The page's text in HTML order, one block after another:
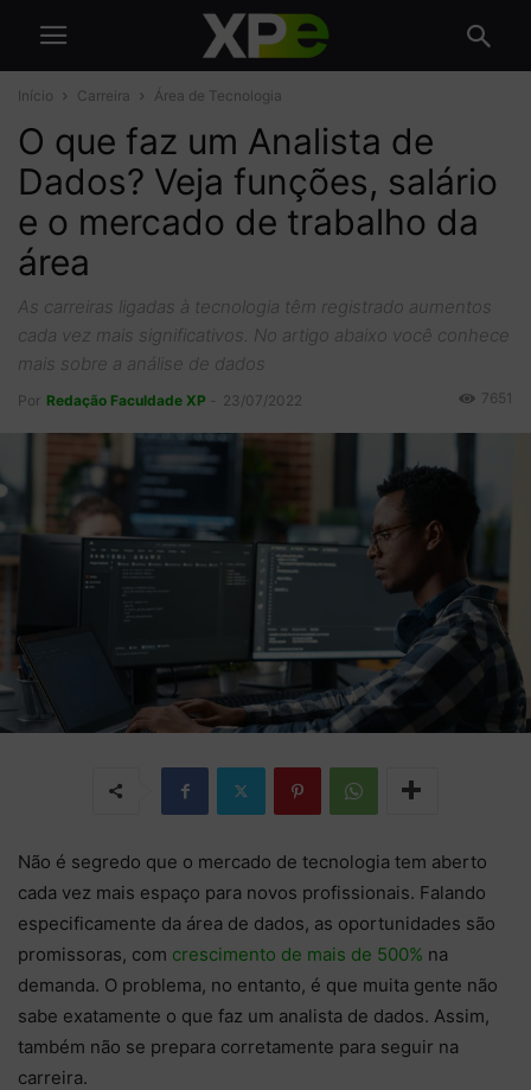
Início Carreira Área de Tecnologia
O que faz um Analista de
Dados? Veja funções, salário
e o mercado de trabalho da
área
As carreiras ligadas à tecnologia têm registrado aumentos
cada vez mais significativos. No artigo abaixo você conhece
mais sobre a análise de dados
Por Redação Faculdade XP 23/07/2022 7651
Não é segredo que o mercado de tecnologia tem aberto
cada vez mais espaço para novos profissionais. Falando
especificamente da área de dados, as oportunidades são
promissoras, com crescimento de mais de 500% na
demanda. O problema, no entanto, é que muita gente não
sabe exatamente o que faz um analista de dados. Assim,
também não se prepara corretamente para seguir na
carreira.